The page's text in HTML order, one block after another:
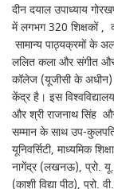
दीन दयाल उपाध्याय
में लगभग 320 शिक्षकों ,
सामान्य पाठ्यक्रमों के
ललित कला और संगीत और
कॉलेज (यूजीसी के अधीन)
केंद्र है। इस
और श्री राजनाथ सिंह
सम्मान के साथ उप-
यूनिवर्सिटी, माध्यमिक
नागेंद्र (लखनऊ), प्रो.
(काशी विद्या पीठ), प्रो.